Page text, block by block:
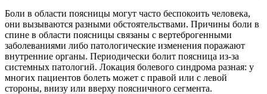
Боли в области поясницы могут часто беспокоить человека,
они вызываются разными обстоятельствами. Причины боли в
спине в области поясницы связаны с вертеброгенными
заболеваниями либо патологические изменения поражают
внутренние органы. Периодически болит поясница из-за
системных патологий. Локация болевого синдрома разная: у
многих пациентов болеть может с правой или с левой
стороны, внизу или вверху поясничного сегмента.